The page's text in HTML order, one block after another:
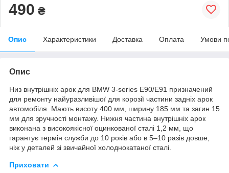
490 ₴
Опис Характеристики Доставка Оплата Умови
Опис
Низ внутрішніх арок для BMW 3-series E90/E91 призначений
для ремонту найуразливішої для корозії частини задніх арок
автомобіля. Мають висоту 400 мм, ширину 185 мм та загин 15
мм для зручності монтажу. Нижня частина внутрішніх арок
виконана з високоякісної оцинкованої сталі 1,2 мм, що
гарантує термін служби до 10 років або в 5–10 разів довше,
ніж у деталей зі звичайної холоднокатаної сталі.
Приховати